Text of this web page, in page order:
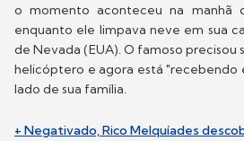
o momento aconteceu na manhã
enquanto ele limpava neve em sua
de Nevada (EUA). O famoso precisou
helicóptero e agora está "recebendo
lado de sua família.
+ Negativado, Rico Melquíades